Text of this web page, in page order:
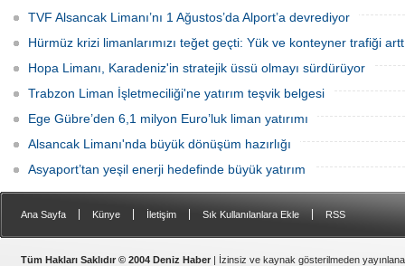
TVF Alsancak Limanı’nı 1 Ağustos’da Alport’a devrediyor
Hürmüz krizi limanlarımızı teğet geçti: Yük ve konteyner trafiği
Hopa Limanı, Karadeniz'in stratejik üssü olmayı sürdürüyor
Trabzon Liman İşletmeciliği'ne yatırım teşvik belgesi
Ege Gübre’den 6,1 milyon Euro’luk liman yatırımı
Alsancak Limanı'nda büyük dönüşüm hazırlığı
Asyaport’tan yeşil enerji hedefinde büyük yatırım
Ana Sayfa Künye İletişim Sık Kullanılanlara Ekle RSS
Tüm Hakları Saklıdır © 2004 Deniz Haber | İzinsiz ve kaynak gösterilmeden